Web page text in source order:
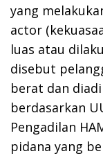
yang
actor
luas atau
disebut
berat dan
berdasarkan
Pengadilan
pidana yang